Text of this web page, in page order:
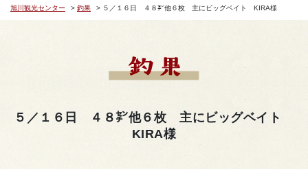
旭川観光センター > 釣果 > ５／１６日 ４８㌢他６枚 主にビッグベイト KIRA様
５／１６日 ４８㌢他６枚 主にビッグベイト
KIRA様